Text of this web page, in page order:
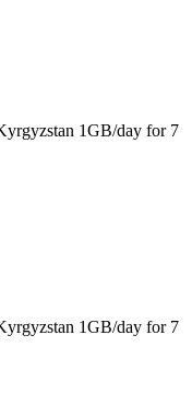
1GB/day for 7
1GB/day for 7